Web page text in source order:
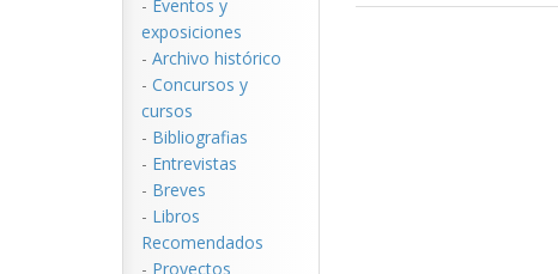
- Eventos y
exposiciones
- Archivo histórico
- Concursos y
cursos
- Bibliografias
- Entrevistas
- Breves
- Libros
Recomendados
- Proyectos